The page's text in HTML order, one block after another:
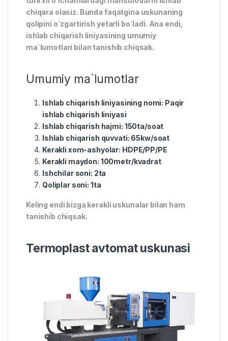
chiqara olasiz. Bunda faqatgina uskunaning
qolipini o`zgartirish yetarli bo`ladi. Ana endi,
ishlab chiqarish liniyasining umumiy
ma`lumotlari bilan tanishib chiqsak.
Umumiy ma`lumotlar
Ishlab chiqarish liniyasining nomi: Paqir
ishlab chiqarish liniyasi
Ishlab chiqarish hajmi: 150ta/soat
Ishlab chiqarish quvvati: 65kw/soat
Kerakli xom-ashyolar: HDPE/PP/PE
Kerakli maydon: 100metr/kvadrat
Ishchilar soni: 2ta
Qoliplar soni: 1ta
Keling endi bizga kerakli uskunalar bilan ham
tanishib chiqsak.
Termoplast avtomat uskunasi